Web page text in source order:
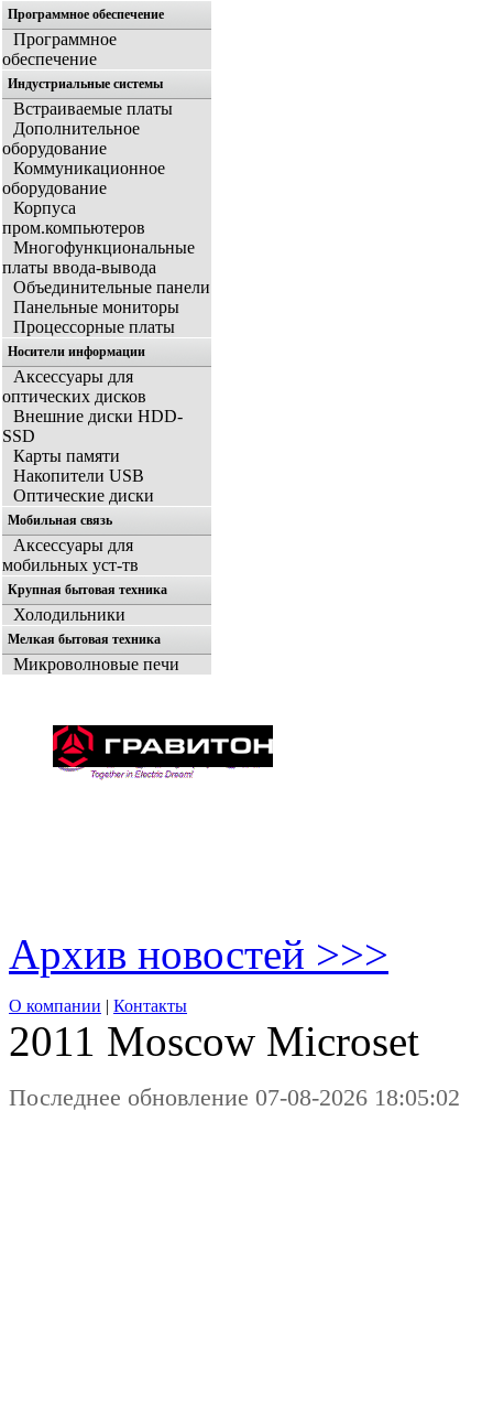
Программное обеспечение
Программное
обеспечение
Индустриальные системы
Встраиваемые платы
Дополнительное
оборудование
Коммуникационное
оборудование
Корпуса
пром.компьютеров
Многофункциональные
платы ввода-вывода
Объединительные панели
Панельные мониторы
Процессорные платы
Носители информации
Аксессуары для
оптических дисков
Внешние диски HDD-
SSD
Карты памяти
Накопители USB
Оптические диски
Мобильная связь
Аксессуары для
мобильных уст-тв
Крупная бытовая техника
Холодильники
Мелкая бытовая техника
Микроволновые печи
Архив новостей >>>
О компании | Контакты
2011 Moscow Microset
Последнее обновление 07-08-2026 18:05:02